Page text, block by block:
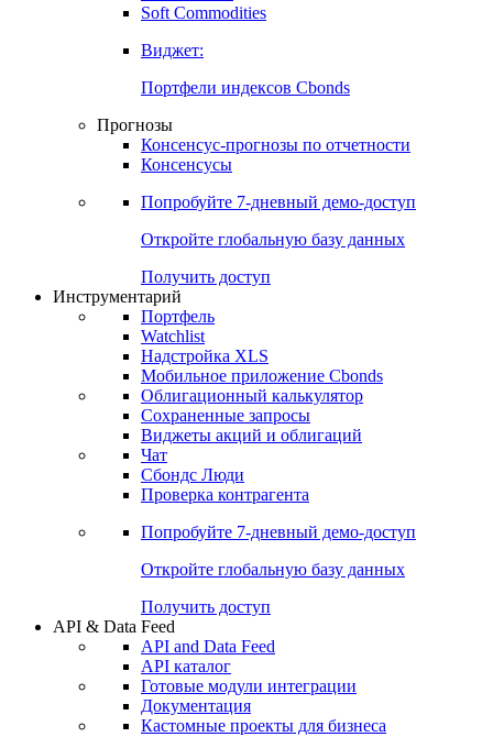
Soft Commodities
Виджет:
Портфели индексов Cbonds
Прогнозы
Консенсус-прогнозы по отчетности
Консенсусы
Попробуйте 7-дневный демо-доступ
Откройте глобальную базу данных
Получить доступ
Инструментарий
Портфель
Watchlist
Надстройка XLS
Мобильное приложение Cbonds
Облигационный калькулятор
Сохраненные запросы
Виджеты акций и облигаций
Чат
Сбондс Люди
Проверка контрагента
Попробуйте 7-дневный демо-доступ
Откройте глобальную базу данных
Получить доступ
API & Data Feed
API and Data Feed
API каталог
Готовые модули интеграции
Документация
Кастомные проекты для бизнеса